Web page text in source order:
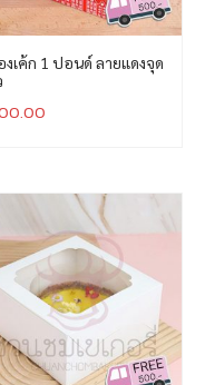
งเค้ก 1 ปอนด์ ลายแดงจุด